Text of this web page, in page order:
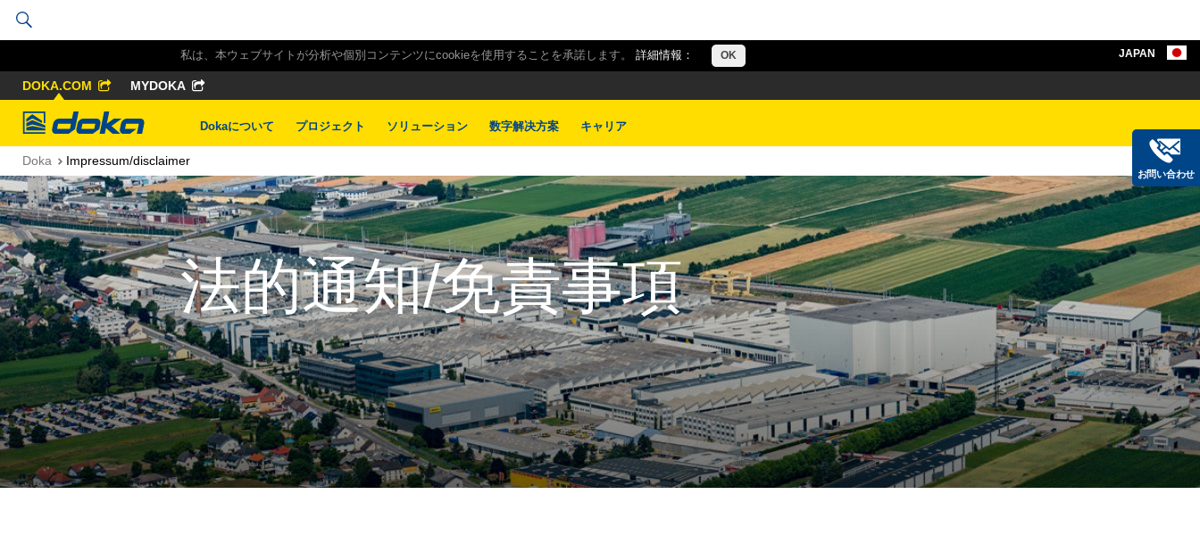
私は、本ウェブサイトが分析や個別コンテンツにcookieを使用することを承諾します。 詳細情報： OK
DOKA.COM MYDOKA
Doka
Dokaについて
プロジェクト ソリューション 数字解决方案 キャリア
お問い合わせ
JAPAN
Doka Impressum/disclaimer
法的通知/免責事項